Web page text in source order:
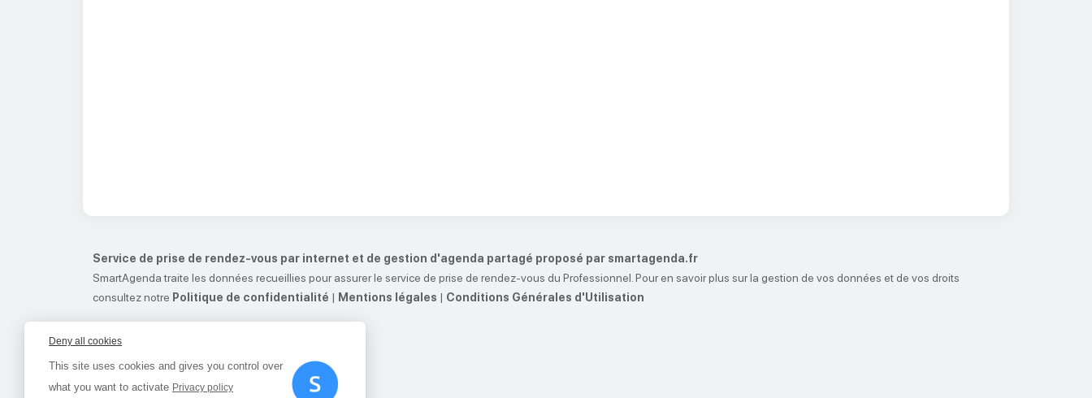
Service de prise de rendez-vous par internet et de gestion d'agenda partagé proposé par smartagenda.fr
SmartAgenda traite les données recueillies pour assurer le service de prise de rendez-vous du Professionnel. Pour en savoir plus sur la gestion de vos données et de vos droits
consultez notre Politique de confidentialité | Mentions légales | Conditions Générales d'Utilisation
This site uses cookies and gives you control over
what you want to activate Privacy policy
Deny all cookies